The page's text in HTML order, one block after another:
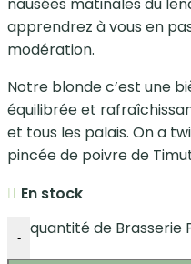
apprendrez à vous en
modération.
Notre blonde c’est une
équilibrée et
et tous les palais. On a
pincée de poivre de
En stock
- quantité de Brasserie